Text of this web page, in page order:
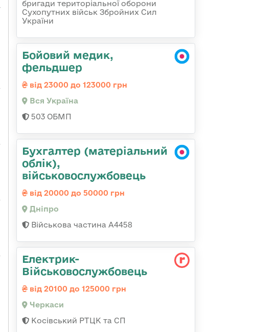
бригади територіальної оборони
Сухопутних військ Збройних Сил
України
Бойовий медик,
фельдшер
від 23000 до 123000 грн
Вся Україна
503 ОБМП
Бухгалтер (матеріальний
облік),
військовослужбовець
від 20000 до 50000 грн
Дніпро
Військова частина А4458
Електрик-
Військовослужбовець
від 20100 до 125000 грн
Черкаси
Косівський РТЦК та СП